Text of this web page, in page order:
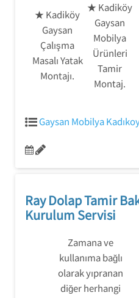
★ Kadiköy
Gaysan
Çalışma
Masalı Yatak
Montajı.
★ Kadiköy
Gaysan
Mobilya
Ürünleri
Tamir
Montaj.
Gaysan Mobilya
Ray Dolap Tamir
Kurulum Servisi
Zamana ve
kullanıma bağlı
olarak yıpranan
diğer herhangi